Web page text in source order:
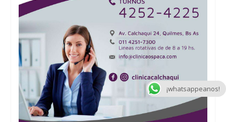
¡whatsappeanos!